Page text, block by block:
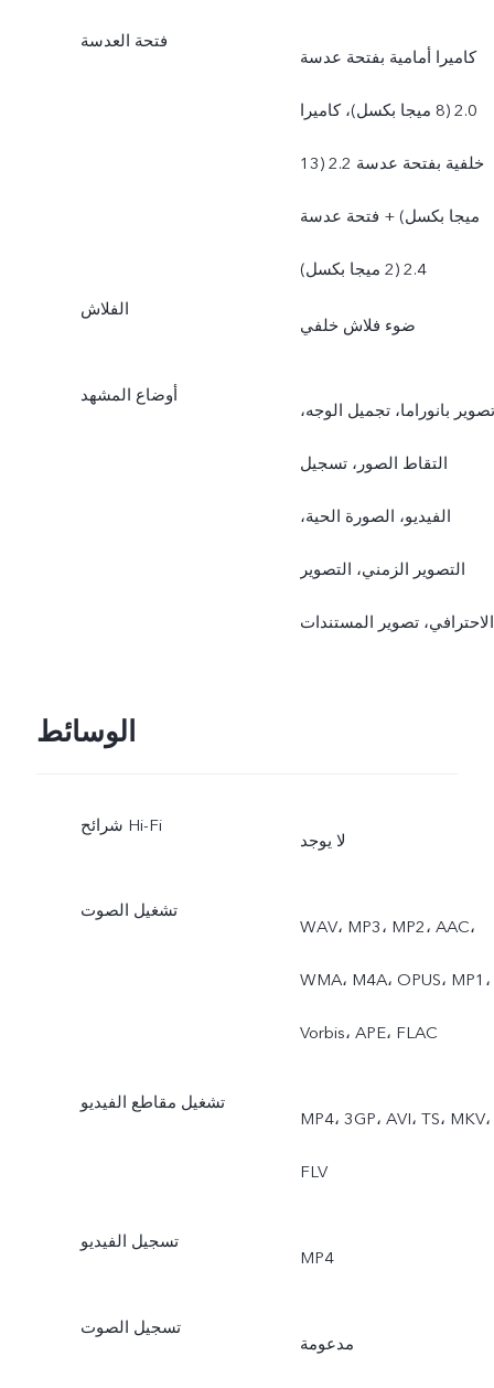
فتحة العدسة
كاميرا أمامية بفتحة عدسة
2.0 (8 ميجا بكسل)، كاميرا
خلفية بفتحة عدسة 2.2 (13
ميجا بكسل) + فتحة عدسة
2.4 (2 ميجا بكسل)
الفلاش
ضوء فلاش خلفي
أوضاع المشهد
تصوير بانوراما، تجميل الوجه،
التقاط الصور، تسجيل
الفيديو، الصورة الحية،
التصوير الزمني، التصوير
الاحترافي، تصوير المستندات
الوسائط
شرائح Hi-Fi
لا يوجد
تشغيل الصوت
WAV، MP3، MP2، AAC،
WMA، M4A، OPUS، MP1،
Vorbis، APE، FLAC
تشغيل مقاطع الفيديو
MP4، 3GP، AVI، TS، MKV،
FLV
تسجيل الفيديو
MP4
تسجيل الصوت
مدعومة